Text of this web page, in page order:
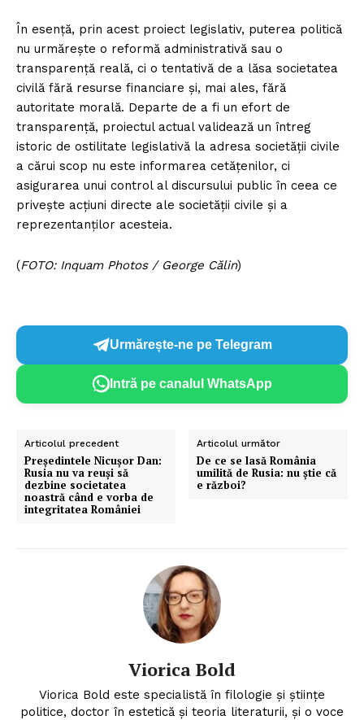
În esență, prin acest proiect legislativ, puterea politică
nu urmărește o reformă administrativă sau o
transparență reală, ci o tentativă de a lăsa societatea
civilă fără resurse financiare și, mai ales, fără
autoritate morală. Departe de a fi un efort de
transparență, proiectul actual validează un întreg
istoric de ostilitate legislativă la adresa societății civile
a cărui scop nu este informarea cetățenilor, ci
asigurarea unui control al discursului public în ceea ce
privește acțiuni directe ale societății civile și a
reprezentanților acesteia.
(FOTO: Inquam Photos / George Călin)
Urmărește-ne pe Telegram
Intră pe canalul WhatsApp
Articolul precedent
Președintele Nicuşor Dan:
Rusia nu va reuşi să
dezbine societatea
noastră când e vorba de
integritatea României
Articolul următor
De ce se lasă România
umilită de Rusia: nu știe că
e război?
Viorica Bold
Viorica Bold este specialistă în filologie și științe
politice, doctor în estetică și teoria literaturii, și o voce